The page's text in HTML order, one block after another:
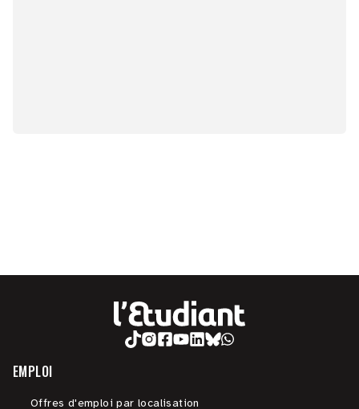
EMPLOI
Offres d'emploi par localisation